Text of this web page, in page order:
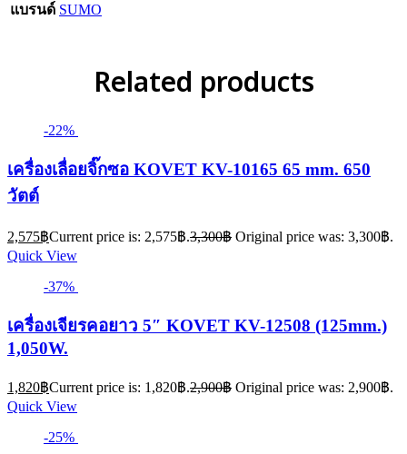
แบรนด์ SUMO
Related products
-22%
เครื่องเลื่อยจิ๊กซอ KOVET KV-10165 65 mm. 650
วัตต์
2,575฿Current price is: 2,575฿.3,300฿ Original price was: 3,300฿.
Quick View
-37%
เครื่องเจียรคอยาว 5″ KOVET KV-12508 (125mm.)
1,050W.
1,820฿Current price is: 1,820฿.2,900฿ Original price was: 2,900฿.
Quick View
-25%